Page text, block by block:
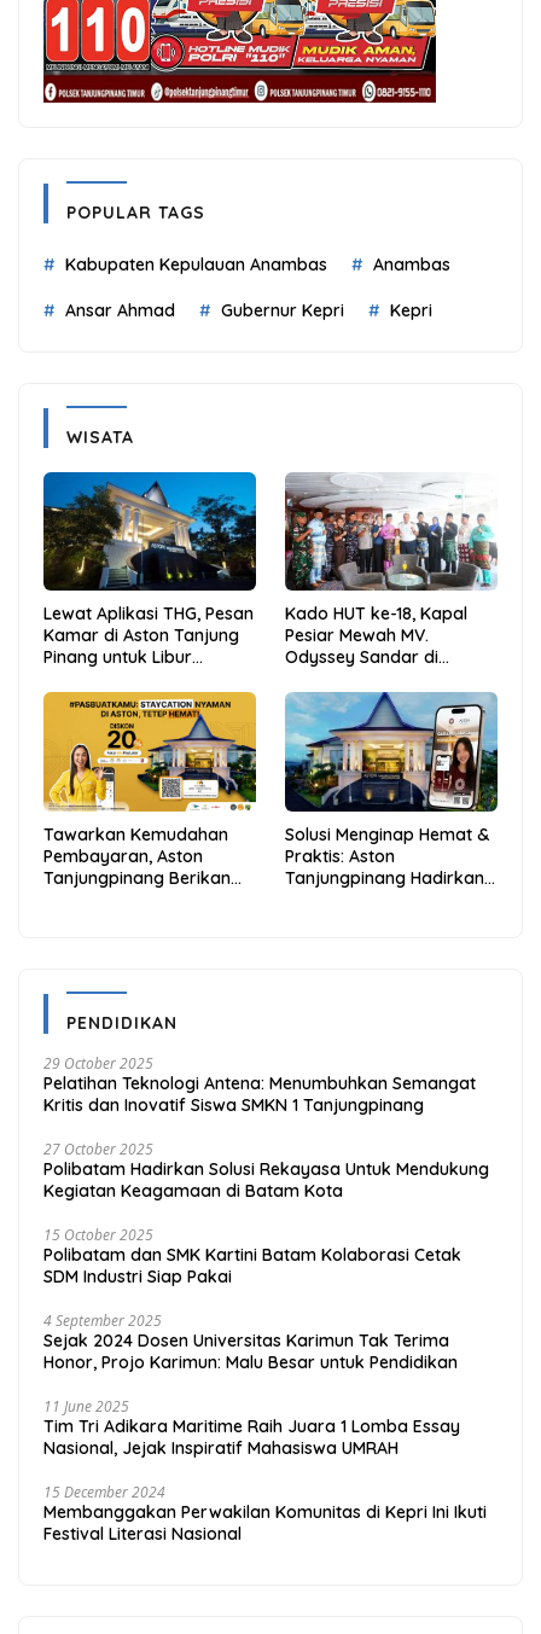
POPULAR TAGS
Kabupaten Kepulauan Anambas Anambas
Ansar Ahmad Gubernur Kepri Kepri
WISATA
Lewat Aplikasi THG, Pesan
Kamar di Aston Tanjung
Pinang untuk Libur
dan Hemat
Kado HUT ke-18, Kapal
Pesiar Mewah MV.
Odyssey Sandar di
Anambas Siap Mendunia
Tawarkan Kemudahan
Pembayaran, Aston
Tanjungpinang Berikan
Solusi Menginap Hemat &
Praktis: Aston
Tanjungpinang Hadirkan
PENDIDIKAN
29 October 2025
Pelatihan Teknologi Antena: Menumbuhkan Semangat
Kritis dan Inovatif Siswa SMKN 1 Tanjungpinang
27 October 2025
Polibatam Hadirkan Solusi Rekayasa Untuk Mendukung
Kegiatan Keagamaan di Batam Kota
15 October 2025
Polibatam dan SMK Kartini Batam Kolaborasi Cetak
SDM Industri Siap Pakai
4 September 2025
Sejak 2024 Dosen Universitas Karimun Tak Terima
Honor, Projo Karimun: Malu Besar untuk Pendidikan
11 June 2025
Tim Tri Adikara Maritime Raih Juara 1 Lomba Essay
Nasional, Jejak Inspiratif Mahasiswa UMRAH
15 December 2024
Membanggakan Perwakilan Komunitas di Kepri Ini Ikuti
Festival Literasi Nasional